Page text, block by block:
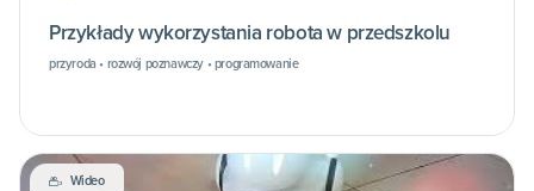
Przykłady wykorzystania robota w przedszkolu
przyroda • rozwój poznawczy • programowanie
Wideo